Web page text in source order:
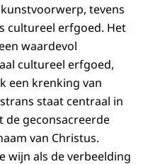
tevens
cultureel erfgoed. Het
waardevol
cultureel erfgoed,
een krenking van
staat centraal in
de geconsacreerde
van Christus.
wijn als de verbeelding